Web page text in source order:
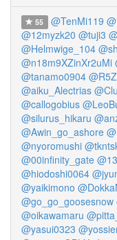
55 @TenMi119
@12myzk20 @tuji3
@Helmwige_104
@n18m9XZinXr2uMi
@tanamo0904
@aiku_Alectrias
@callogobius
@silurus_hikaru
@Awin_go_ashore
@nyoromushi
@00infinity_gate
@hiodoshi0064
@yaikimono
@go_go_goosesnow
@oikawamaru
@yasui0323